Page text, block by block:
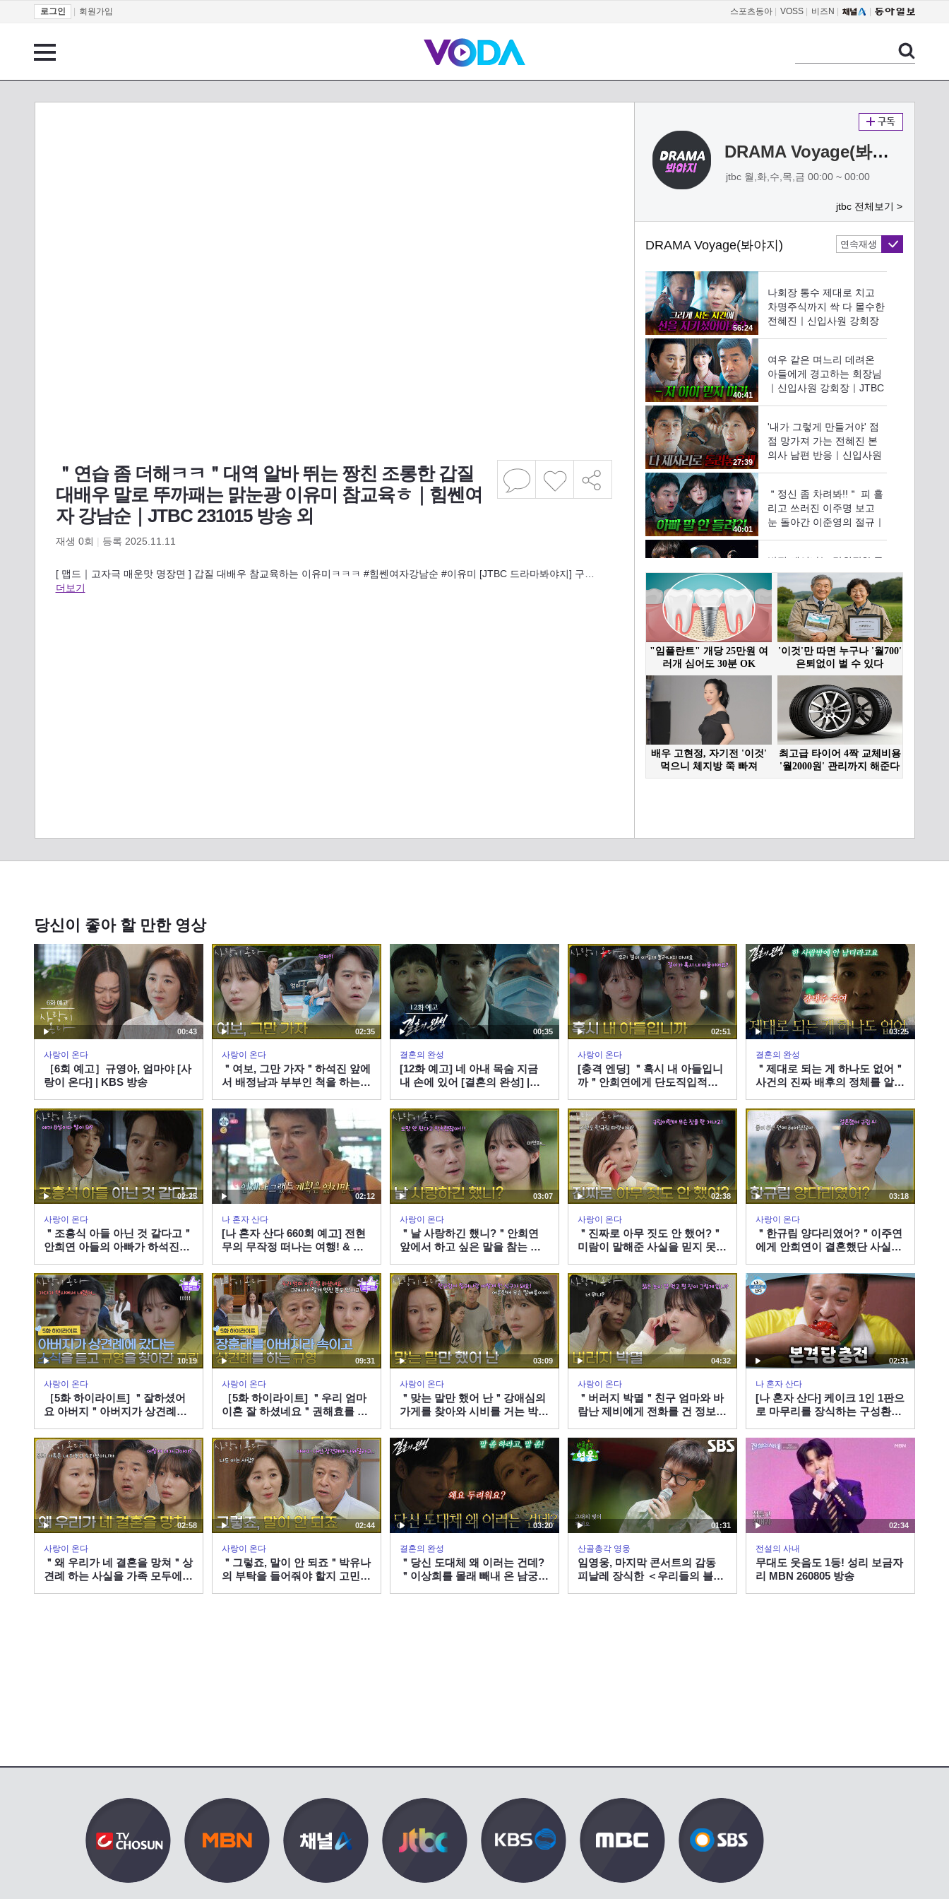
로그인 회원가입 스포츠동아 VOSS 비즈N
＂연습 좀 더해ㅋㅋ＂대역 알바 뛰는 짱친 조롱한 갑질
대배우 말로 뚜까패는 맑눈광 이유미 참교육ㅎ｜힘쎈여
자 강남순｜JTBC 231015 방송 외
재생 0회 | 등록 2025.11.11
[ 맵드｜고자극 매운맛 명장면 ] 갑질 대배우 참교육하는 이유미ㅋㅋㅋ #힘쎈여자강남순 #이유미 [JTBC 드라마봐야지] 구…
더보기
DRAMA Voyage(봐야지)
jtbc 월,화,수,목,금 00:00 ~ 00:00
jtbc 전체보기 >
DRAMA Voyage(봐야지) 연속재생
56:24
나회장 통수 제대로 치고
차명주식까지 싹 다 몰수한
전혜진｜신입사원 강회장
40:41
여우 같은 며느리 데려온
아들에게 경고하는 회장님️
｜신입사원 강회장｜JTBC
27:39
'내가 그렇게 만들거야' 점
점 망가져 가는 전혜진 본
의사 남편 반응｜신입사원
40:01
＂정신 좀 차려봐!!＂ 피 흘
리고 쓰러진 이주명 보고
눈 돌아간 이준영의 절규｜
55:12
반전 깨어나는 강회장?! 몸
속에 갇혀있던 이준영의 절
규ㄷㄷ｜신입사원 강회장
｜JTBC 260628 방송 외
15:48
'엄마라고 위선 떨지마' 살
인범으로 몰리자 이주명의
뺨 때린 전혜진｜신입사원
강회장｜JTBC 260628 방
50:55
＂축하해 여보＂ 강회장 죽
자마자 병원 그만둔 남편의
의미심장한 한마디...｜신
입사원 강회장｜JTBC
260628 방송 외
긁? ＂나회장님처럼 하는
거죠 뭐＂정재성 심기 제대
방송 외
50:48
우리 사이 좋았잖아 전혜진
편에 선 이준영 배신에 오
열하는 이주명｜신입사원
강회장｜JTBC 260628 방
송 외
행적 수상한 남편 의심하는
입사원 강회장｜JTBC
260704 방송 외
28:11
＂막나가는 게 뭔지 제대로
보여줄게＂ 이서안 향한 이
주명의 참교육 선언ㄷㄷ｜
신입사원 강회장｜JTBC
260705 방송 외
58:45
＂그쪽이 망친 내 인생 보
상해야지ㅋ＂ 드디어 돌아
온 이준영의 살벌한 선전포
고｜신입사원 강회장｜
JTBC 260705 방송 외
26:20
왜 못 알아봐? 나잖아 복수
당한 치욕에 이준영 납치한
｜JTBC 260705 방송 외
38:54
＂아버님을 당신 손에 또
잃을 순 없잖아＂ 전혜진
바로잡으려 회장님 살리기
에 사활을 건 권해성｜신입
사원 강회장｜JTBC
260705 방송 외
반격 ＂괜찮겠어? 나한테
이래도＂ 자신을 죽인 이서
안에게 그대로 되갚아주는
이준영ㄷㄷ｜신입사원 강
외
쓰레기지 할 말 다하는 옹
성우의 1~8화 반전 모먼트
｜열여덟의 순간｜JTBC
190910 방송 외
36:02
＂진정으로 부끄러운 줄 아
세요＂ 환자 목숨 가지고
장난치는 의사들 참교육 들
어간 조승우 | 라이프 |
JTBC 180820 방송 외
🧠싸이코패스 풀장착🧠 안
보현 폭주 연기ㄷㄷ 질투에
눈이 멀어 박서준 아버지까
당신이 좋아 할 만한 영상
00:43
사랑이 온다
［6회 예고］규영아, 엄마야 [사
랑이 온다] | KBS 방송
02:35
사랑이 온다
＂여보, 그만 가자＂하석진 앞에
서 배정남과 부부인 척을 하는
260808 방송
00:35
결혼의 완성
[12화 예고] 네 아내 목숨 지금
내 손에 있어 [결혼의 완성] |
02:51
사랑이 온다
[충격 엔딩] ＂혹시 내 아들입니
까＂안희연에게 단도직입적으
KBS 260808 방송
03:25
결혼의 완성
＂제대로 되는 게 하나도 없어＂
사건의 진짜 배후의 정체를 알게
260808 방송
02:25
사랑이 온다
＂조흥식 아들 아닌 것 같다고＂
안희연 아들의 아빠가 하석진임
다] | KBS 260808 방송
02:12
나 혼자 산다
[나 혼자 산다 660회 예고] 전현
무의 무작정 떠나는 여행! & 동
박경혜, MBC 260814 방송
03:07
사랑이 온다
＂날 사랑하긴 했니?＂안희연
앞에서 하고 싶은 말을 참는 하
260808 방송
02:38
사랑이 온다
＂진짜로 아무 짓도 안 했어?＂
미람이 말해준 사실을 믿지 못하
260808 방송
03:18
사랑이 온다
＂한규림 양다리였어?＂이주연
에게 안희연이 결혼했단 사실을
KBS 260808 방송
10:19
사랑이 온다
［5화 하이라이트] ＂잘하셨어
요 아버지＂아버지가 상견례에
아간 안희연 [사랑이 온다] |
KBS 260808 방송
09:31
사랑이 온다
［5화 하이라이트] ＂우리 엄마
이혼 잘 하셨네요＂권해효를 아
유나 [사랑이 온다] | KBS
260808 방송
03:09
사랑이 온다
＂맞는 말만 했어 난＂강애심의
가게를 찾아와 시비를 거는 박유
방송
04:32
사랑이 온다
＂버러지 박멸＂친구 엄마와 바
람난 제비에게 전화를 건 정보민
송
02:31
나 혼자 산다
[나 혼자 산다] 케이크 1인 1판으
로 마무리를 장식하는 구성환X
까지 완벽하게!, MBC 260807
방송
02:58
사랑이 온다
＂왜 우리가 네 결혼을 망쳐＂상
견례 하는 사실을 가족 모두에게
02:44
사랑이 온다
＂그렇죠, 말이 안 되죠＂박유나
의 부탁을 들어줘야 할지 고민하
03:20
결혼의 완성
＂당신 도대체 왜 이러는 건데?
＂이상희를 몰래 빼내 온 남궁민
01:31
산골총각 영웅
임영웅, 마지막 콘서트의 감동
피날레 장식한 ＜우리들의 블루
02:34
전설의 사내
무대도 웃음도 1등! 성리 보금자
리 MBN 260805 방송